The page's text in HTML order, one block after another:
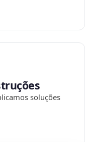
soluções